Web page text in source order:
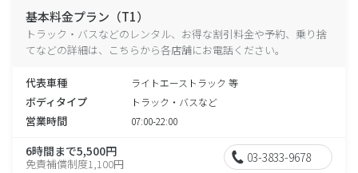
基本料金プラン（T1）
トラック・バスなどのレンタル、お得な割引料金や予約、乗り捨
てなどの詳細は、こちらから各店舗にお電話ください。
代表車種 ライトエーストラック 等
ボディタイプ トラック・バスなど
営業時間 07:00-22:00
6時間まで5,500円
免責補償制度1,100円 03-3833-9678